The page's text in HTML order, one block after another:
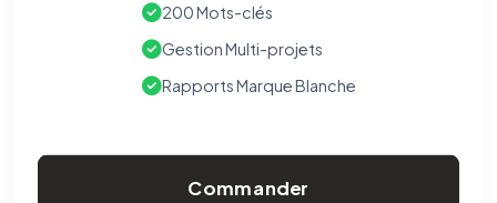
200 Mots-clés
Gestion Multi-projets
Rapports Marque Blanche
Commander
confidentialité(section Traceurs dans les Courriels).